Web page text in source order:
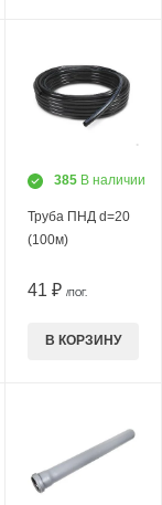
385 В наличии
Труба ПНД d=20
(100м)
41 ₽ /ПОГ.
В КОРЗИНУ